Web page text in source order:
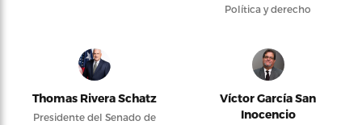
Política y derecho
Thomas Rivera Schatz
Presidente del Senado de
Víctor García San
Inocencio